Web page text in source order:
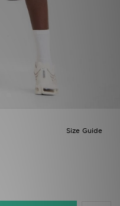
Size Guide